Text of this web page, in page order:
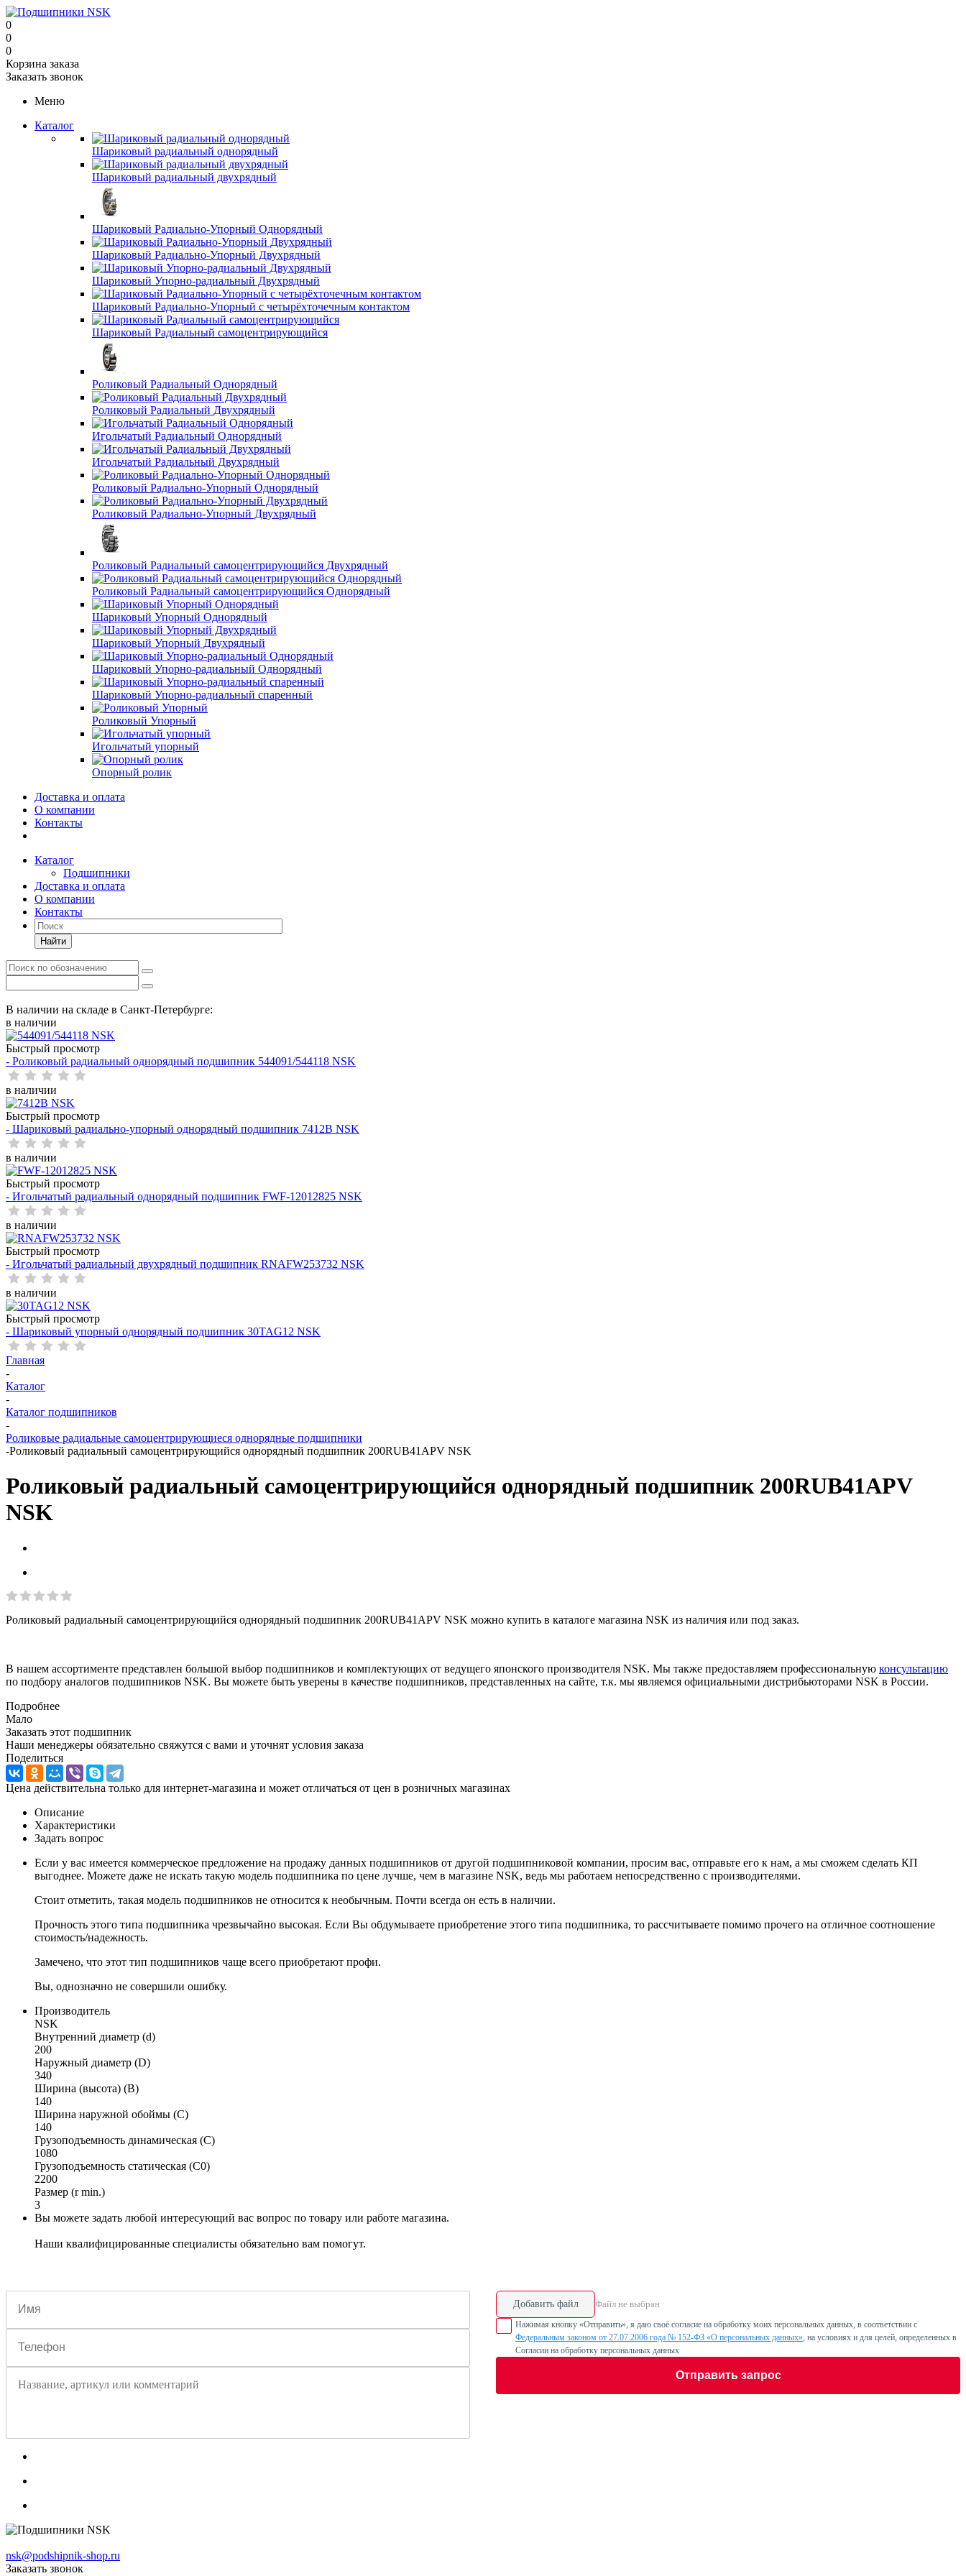
0
0
0
Корзина заказа
Заказать звонок
Меню
Каталог
Шариковый радиальный однорядный
Шариковый радиальный двухрядный
Шариковый Радиально-Упорный Однорядный
Шариковый Радиально-Упорный Двухрядный
Шариковый Упорно-радиальный Двухрядный
Шариковый Радиально-Упорный с четырёхточечным контактом
Шариковый Радиальный самоцентрирующийся
Роликовый Радиальный Однорядный
Роликовый Радиальный Двухрядный
Игольчатый Радиальный Однорядный
Игольчатый Радиальный Двухрядный
Роликовый Радиально-Упорный Однорядный
Роликовый Радиально-Упорный Двухрядный
Роликовый Радиальный самоцентрирующийся Двухрядный
Роликовый Радиальный самоцентрирующийся Однорядный
Шариковый Упорный Однорядный
Шариковый Упорный Двухрядный
Шариковый Упорно-радиальный Однорядный
Шариковый Упорно-радиальный спаренный
Роликовый Упорный
Игольчатый упорный
Опорный ролик
Доставка и оплата
О компании
Контакты
Каталог
Подшипники
Доставка и оплата
О компании
Контакты
Найти
В наличии на складе в Санкт-Петербурге:
в наличии
Быстрый просмотр
- Роликовый радиальный однорядный подшипник 544091/544118 NSK
в наличии
Быстрый просмотр
- Шариковый радиально-упорный однорядный подшипник 7412B NSK
в наличии
Быстрый просмотр
- Игольчатый радиальный однорядный подшипник FWF-12012825 NSK
в наличии
Быстрый просмотр
- Игольчатый радиальный двухрядный подшипник RNAFW253732 NSK
в наличии
Быстрый просмотр
- Шариковый упорный однорядный подшипник 30TAG12 NSK
Главная
-
Каталог
-
Каталог подшипников
-
Роликовые радиальные самоцентрирующиеся однорядные подшипники
-Роликовый радиальный самоцентрирующийся однорядный подшипник 200RUB41APV NSK
Роликовый радиальный самоцентрирующийся однорядный подшипник 200RUB41APV
NSK
Роликовый радиальный самоцентрирующийся однорядный подшипник 200RUB41APV NSK можно купить в каталоге магазина NSK из наличия или под заказ.
В нашем ассортименте представлен большой выбор подшипников и комплектующих от ведущего японского производителя NSK. Мы также предоставляем профессиональную консультацию
по подбору аналогов подшипников NSK. Вы можете быть уверены в качестве подшипников, представленных на сайте, т.к. мы являемся официальными дистрибьюторами NSK в России.
Подробнее
Мало
Заказать этот подшипник
Наши менеджеры обязательно свяжутся с вами и уточнят условия заказа
Поделиться
Цена действительна только для интернет-магазина и может отличаться от цен в розничных магазинах
Описание
Характеристики
Задать вопрос
Если у вас имеется коммерческое предложение на продажу данных подшипников от другой подшипниковой компании, просим вас, отправьте его к нам, а мы сможем сделать КП
выгоднее. Можете даже не искать такую модель подшипника по цене лучше, чем в магазине NSK, ведь мы работаем непосредственно с производителями.
Стоит отметить, такая модель подшипников не относится к необычным. Почти всегда он есть в наличии.
Прочность этого типа подшипника чрезвычайно высокая. Если Вы обдумываете приобретение этого типа подшипника, то рассчитываете помимо прочего на отличное соотношение
стоимость/надежность.
Замечено, что этот тип подшипников чаще всего приобретают профи.
Вы, однозначно не совершили ошибку.
Производитель
NSK
Внутренний диаметр (d)
200
Наружный диаметр (D)
340
Ширина (высота) (B)
140
Ширина наружной обоймы (C)
140
Грузоподъемность динамическая (C)
1080
Грузоподъемность статическая (C0)
2200
Размер (r min.)
3
Вы можете задать любой интересующий вас вопрос по товару или работе магазина.
Наши квалифицированные специалисты обязательно вам помогут.
Добавить файл Файл не выбран
Нажимая кнопку «Отправить», я даю своё согласие на обработку моих персональных данных, в соответствии с
Федеральным законом от 27.07.2006 года № 152-ФЗ «О персональных данных», на условиях и для целей, определенных в
Согласии на обработку персональных данных
Отправить запрос
nsk@podshipnik-shop.ru
Заказать звонок